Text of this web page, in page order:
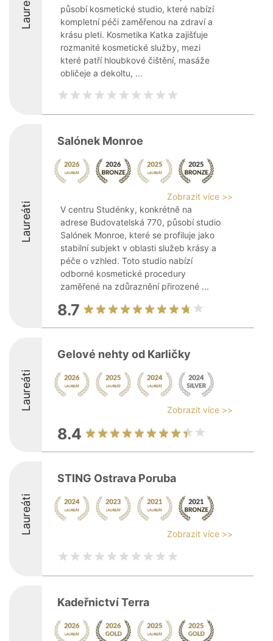
Laureáti
působí kosmetické studio, které nabízí
kompletní péči zaměřenou na zdraví a
krásu pleti. Kosmetika Katka zajišťuje
rozmanité kosmetické služby, mezi
které patří hloubkové čištění, masáže
obličeje a dekoltu, ...
Laureáti
Salónek Monroe
Zobrazit více >>
V centru Studénky, konkrétně na
adrese Budovatelská 770, působí studio
Salónek Monroe, které se profiluje jako
stabilní subjekt v oblasti služeb krásy a
péče o vzhled. Toto studio nabízí
odborné kosmetické procedury
zaměřené na zdůraznění přirozené ...
8.7
Laureáti
Gelové nehty od Karličky
Zobrazit více >>
8.4
Laureáti
STING Ostrava Poruba
Zobrazit více >>
Kadeřnictví Terra